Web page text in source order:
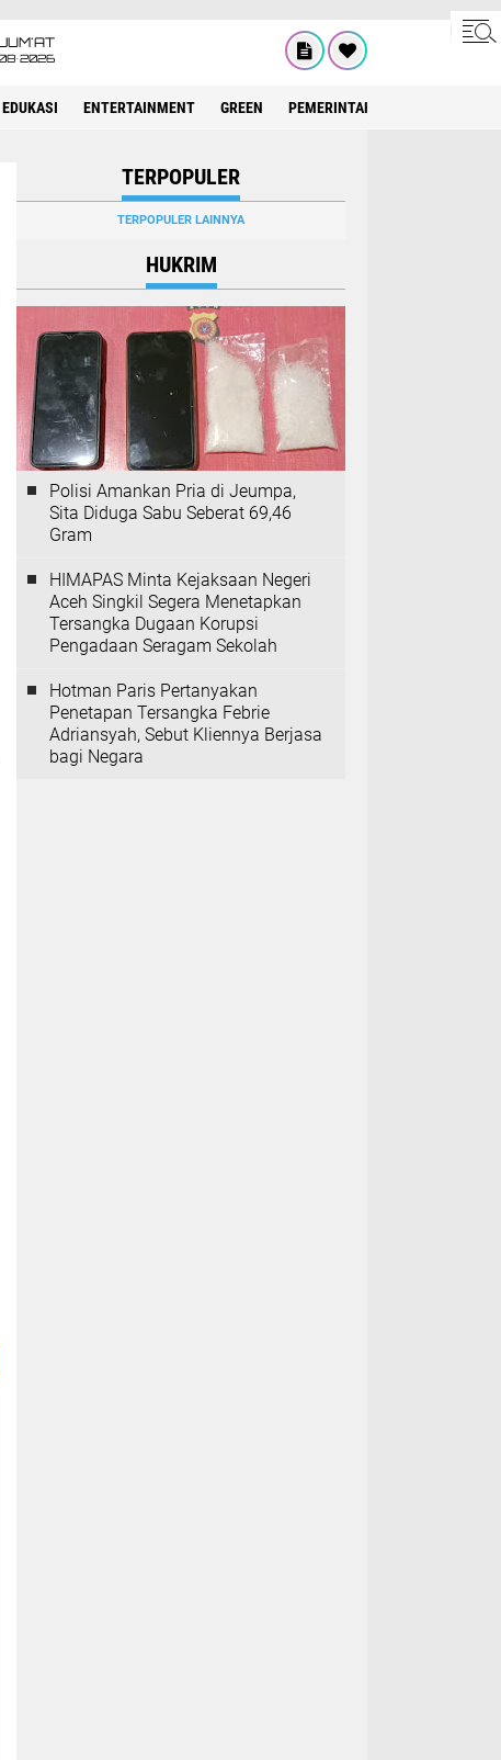
EDUKASI ENTERTAINMENT GREEN PEMERINTAH ACEH
TERPOPULER
TERPOPULER LAINNYA
HUKRIM
Polisi Amankan Pria di Jeumpa,
Sita Diduga Sabu Seberat 69,46
Gram
HIMAPAS Minta Kejaksaan Negeri
Aceh Singkil Segera Menetapkan
Tersangka Dugaan Korupsi
Pengadaan Seragam Sekolah
Hotman Paris Pertanyakan
Penetapan Tersangka Febrie
Adriansyah, Sebut Kliennya Berjasa
bagi Negara